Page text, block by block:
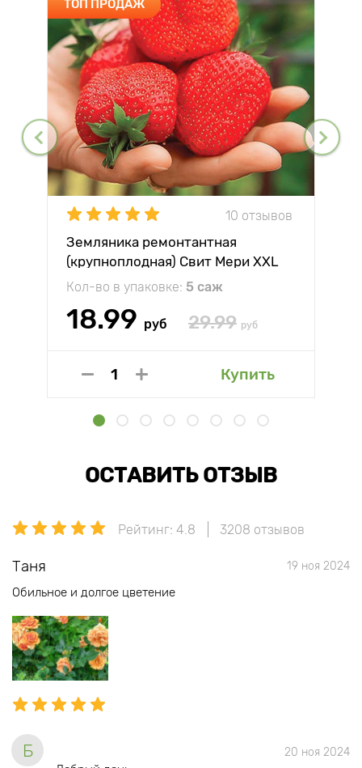
ТОП ПРОДАЖ
10 отзывов
Земляника ремонтантная
(крупноплодная) Свит Мери XXL
Кол-во в упаковке: 5 саж
18.99 руб 29.99 руб
Купить
ОСТАВИТЬ ОТЗЫВ
Рейтинг: 4.8 3208 отзывов
Таня 19 ноя 2024
Обильное и долгое цветение
Б 20 ноя 2024